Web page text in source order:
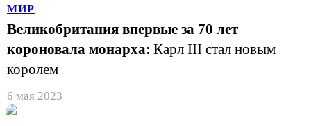
МИР
Великобритания впервые за 70 лет
короновала монарха: Карл III стал новым
королем
6 мая 2023